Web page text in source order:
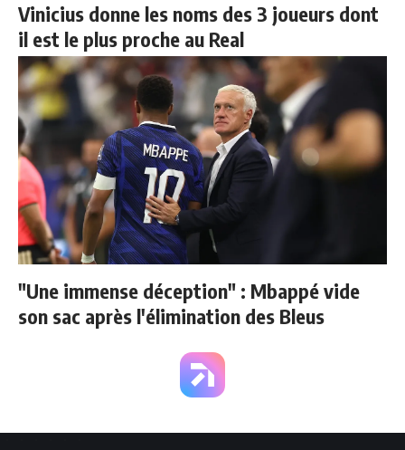
Vinicius donne les noms des 3 joueurs dont
il est le plus proche au Real
"Une immense déception" : Mbappé vide
son sac après l'élimination des Bleus